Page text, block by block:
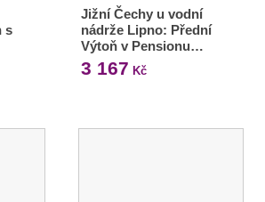
s
Jižní Čechy u vodní
nádrže Lipno: Přední
Výtoň v Pensionu…
3 167 Kč